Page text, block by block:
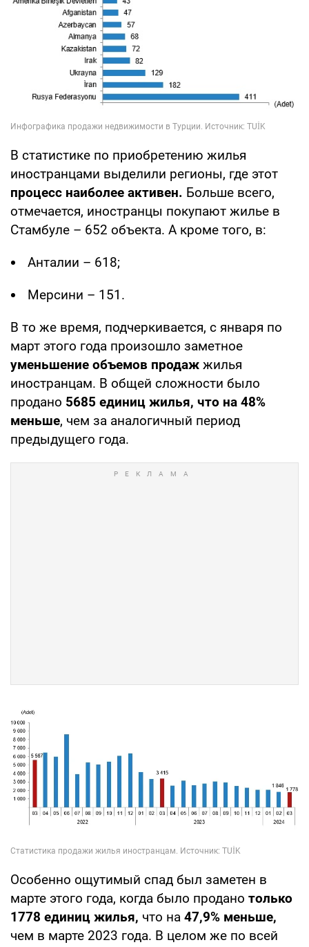
В статистике по приобретению жилья
иностранцами выделили регионы, где этот
процесс наиболее активен. Больше всего,
отмечается, иностранцы покупают жилье в
Стамбуле – 652 объекта. А кроме того, в:
Анталии – 618;
Мерсини – 151.
В то же время, подчеркивается, с января по
март этого года произошло заметное
уменьшение объемов продаж жилья
иностранцам. В общей сложности было
продано 5685 единиц жилья, что на 48%
меньше, чем за аналогичный период
предыдущего года.
Особенно ощутимый спад был заметен в
марте этого года, когда было продано только
1778 единиц жилья, что на 47,9% меньше,
чем в марте 2023 года. В целом же по всей